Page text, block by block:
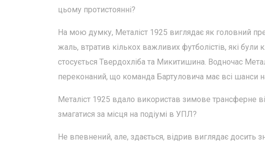
цьому протистоянні?
На мою думку, Металіст 1925 виглядає як головний
жаль, втратив кількох важливих футболістів, які
стосується Твердохліба та Микитишина. Водночас
переконаний, що команда Бартуловича має всі шанси
Металіст 1925 вдало використав зимове трансферне
змагатися за місця на подіумі в УПЛ?
Не впевнений, але, здається, відрив виглядає досить